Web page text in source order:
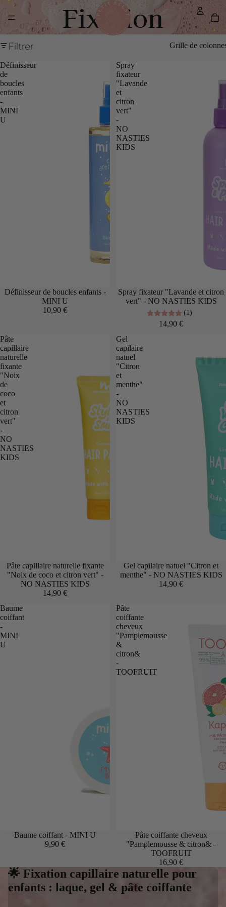
Fixation
Filtrer Grille de
Définisseur
de
boucles
enfants
-
MINI
U
Épuisé
Définisseur de boucles enfants -
MINI U
10,90 €
Spray
fixateur
"Lavande
et
citron
vert"
-
NO
NASTIES
KIDS
Spray fixateur "Lavande et citron
vert" - NO NASTIES KIDS
(1)
14,90 €
Pâte
capillaire
naturelle
fixante
"Noix
de
coco
et
citron
vert"
-
NO
NASTIES
KIDS
Pâte capillaire naturelle fixante
"Noix de coco et citron vert" -
NO NASTIES KIDS
14,90 €
Gel
capilaire
natuel
"Citron
et
menthe"
-
NO
NASTIES
KIDS
Gel capilaire natuel "Citron et
menthe" - NO NASTIES KIDS
14,90 €
Baume
coiffant
-
MINI
U
ÉpuiséBaume coiffant - MINI U
9,90 €
Pâte
coiffante
cheveux
"Pamplemousse
&
citron&
-
TOOFRUIT
Pâte coiffante cheveux
"Pamplemousse & citron& -
TOOFRUIT
16,90 €
🌟 Fixation capillaire naturelle pour
enfants : laque, gel & pâte coiffante